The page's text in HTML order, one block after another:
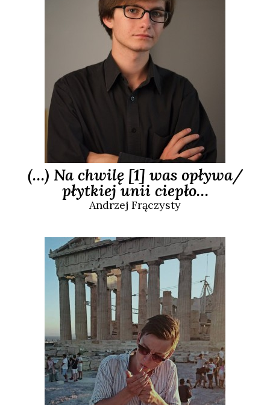
(…) Na chwilę [1] was opływa/
płytkiej unii ciepło…
Andrzej Frączysty